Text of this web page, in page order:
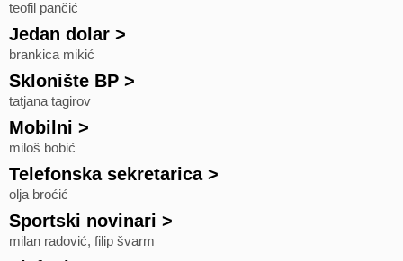
teofil pančić
Jedan dolar >
brankica mikić
Sklonište BP >
tatjana tagirov
Mobilni >
miloš bobić
Telefonska sekretarica>
olja broćić
Sportski novinari >
milan radović, filip švarm